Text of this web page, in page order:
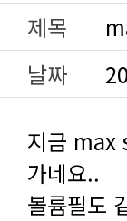
제목
날짜
가네요..
볼륨필도